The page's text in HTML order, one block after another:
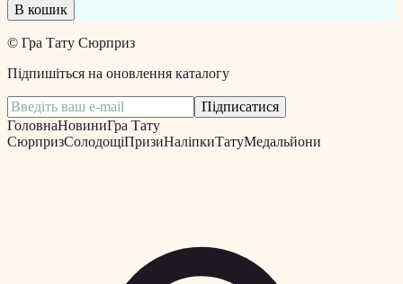
В кошик
© Гра Тату Сюрприз
Підпишіться на оновлення каталогу
Підписатися
ГоловнаНовиниГра Тату
СюрпризСолодощіПризиНаліпкиТатуМедальйони